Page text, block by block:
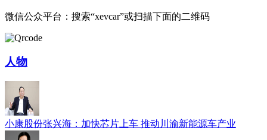
微信公众平台：搜索“xevcar”或扫描下面的二维码
人物
小康股份张兴海：加快芯片上车 推动川渝新能源车产业